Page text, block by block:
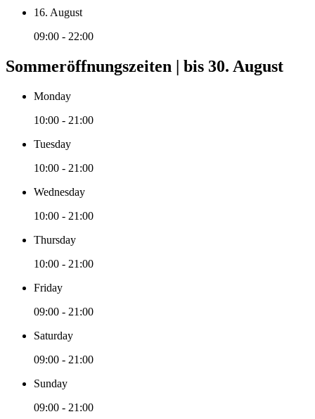
16. August
09:00 - 22:00
Sommeröffnungszeiten | bis 30. August
Monday
10:00 - 21:00
Tuesday
10:00 - 21:00
Wednesday
10:00 - 21:00
Thursday
10:00 - 21:00
Friday
09:00 - 21:00
Saturday
09:00 - 21:00
Sunday
09:00 - 21:00